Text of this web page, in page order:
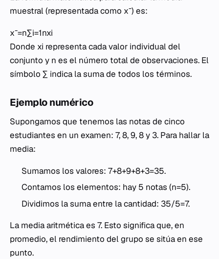
muestral (representada como xˉ) es:
xˉ=n∑i=1n​xi​​
Donde xi​ representa cada valor individual del
conjunto y n es el número total de observaciones. El
símbolo ∑ indica la suma de todos los términos.
Ejemplo numérico
Supongamos que tenemos las notas de cinco
estudiantes en un examen: 7, 8, 9, 8 y 3. Para hallar la
media:
Sumamos los valores: 7+8+9+8+3=35.
Contamos los elementos: hay 5 notas (n=5).
Dividimos la suma entre la cantidad: 35/5=7.
La media aritmética es 7. Esto significa que, en
promedio, el rendimiento del grupo se sitúa en ese
punto.